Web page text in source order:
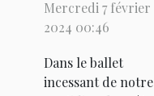
de la beauté
détente
Mercredi 7 février
2024 00:46
Dans le ballet
incessant de notre